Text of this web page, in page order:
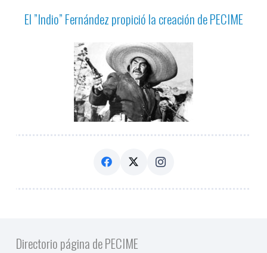
El ”Indio” Fernández propició la creación de PECIME
Directorio página de PECIME